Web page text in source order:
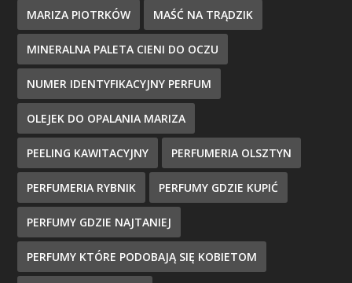
MARIZA PIOTRKÓW MAŚĆ NA TRĄDZIK
MINERALNA PALETA CIENI DO OCZU
NUMER IDENTYFIKACYJNY PERFUM
OLEJEK DO OPALANIA MARIZA
PEELING KAWITACYJNY PERFUMERIA OLSZTYN
PERFUMERIA RYBNIK PERFUMY GDZIE KUPIĆ
PERFUMY GDZIE NAJTANIEJ
PERFUMY KTÓRE PODOBAJĄ SIĘ KOBIETOM